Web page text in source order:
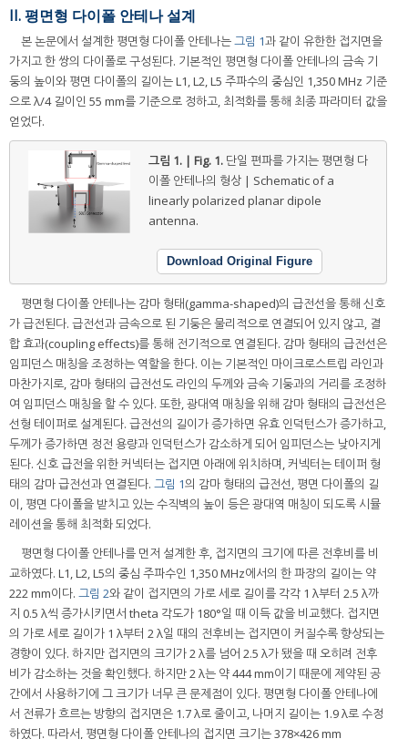
II. 평면형 다이폴 안테나 설계
본 논문에서 설계한 평면형 다이폴 안테나는그림 1과 같이 유한한 접지면을
가지고 한 쌍의 다이폴로 구성된다. 기본적인 평면형 다이폴 안테나의 금속 기
둥의 높이와 평면 다이폴의 길이는 L1, L2, L5 주파수의 중심인 1,350 MHz 기준
으로 λ/4 길이인 55 mm를 기준으로 정하고, 최적화를 통해 최종 파라미터 값을
얻었다.
그림 1. | Fig. 1. 단일 편파를 가지는 평면형 다
이폴 안테나의 형상 | Schematic of a
linearly polarized planar dipole
antenna.
Download Original Figure
평면형 다이폴 안테나는 감마 형태(gamma-shaped)의 급전선을 통해 신호
가 급전된다. 급전선과 금속으로 된 기둥은 물리적으로 연결되어 있지 않고, 결
합 효과(coupling effects)를 통해 전기적으로 연결된다. 감마 형태의 급전선은
임피던스 매칭을 조정하는 역할을 한다. 이는 기본적인 마이크로스트립 라인과
마찬가지로, 감마 형태의 급전선도 라인의 두께와 금속 기둥과의 거리를 조정하
여 임피던스 매칭을 할 수 있다. 또한, 광대역 매칭을 위해 감마 형태의 급전선은
선형 테이퍼로 설계된다. 급전선의 길이가 증가하면 유효 인덕턴스가 증가하고,
두께가 증가하면 정전 용량과 인덕턴스가 감소하게 되어 임피던스는 낮아지게
된다. 신호 급전을 위한 커넥터는 접지면 아래에 위치하며, 커넥터는 테이퍼 형
태의 감마 급전선과 연결된다. 그림 1의 감마 형태의 급전선, 평면 다이폴의 길
이, 평면 다이폴을 받치고 있는 수직벽의 높이 등은 광대역 매칭이 되도록 시뮬
레이션을 통해 최적화 되었다.
평면형 다이폴 안테나를 먼저 설계한 후, 접지면의 크기에 따른 전후비를 비
교하였다. L1, L2, L5의 중심 주파수인 1,350 MHz에서의 한 파장의 길이는 약
222 mm이다. 그림 2와 같이 접지면의 가로 세로 길이를 각각 1 λ부터 2.5 λ까
지 0.5 λ씩 증가시키면서 theta 각도가 180°일 때 이득 값을 비교했다. 접지면
의 가로 세로 길이가 1 λ부터 2 λ일 때의 전후비는 접지면이 커질수록 향상되는
경향이 있다. 하지만 접지면의 크기가 2 λ를 넘어 2.5 λ가 됐을 때 오히려 전후
비가 감소하는 것을 확인했다. 하지만 2 λ는 약 444 mm이기 때문에 제약된 공
간에서 사용하기에 그 크기가 너무 큰 문제점이 있다. 평면형 다이폴 안테나에
서 전류가 흐르는 방향의 접지면은 1.7 λ로 줄이고, 나머지 길이는 1.9 λ로 수정
하였다. 따라서, 평면형 다이폴 안테나의 접지면 크기는 378×426 mm